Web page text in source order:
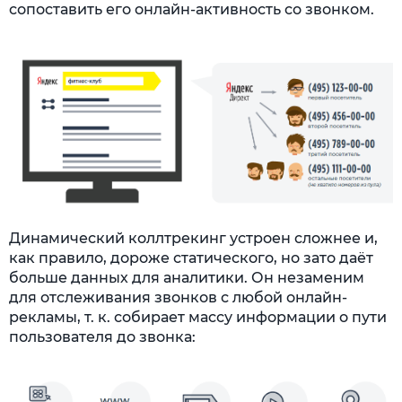
сопоставить его онлайн-активность со звонком.
Динамический коллтрекинг устроен сложнее и,
как правило, дороже статического, но зато даёт
больше данных для аналитики. Он незаменим
для отслеживания звонков с любой онлайн-
рекламы, т. к. собирает массу информации о пути
пользователя до звонка: